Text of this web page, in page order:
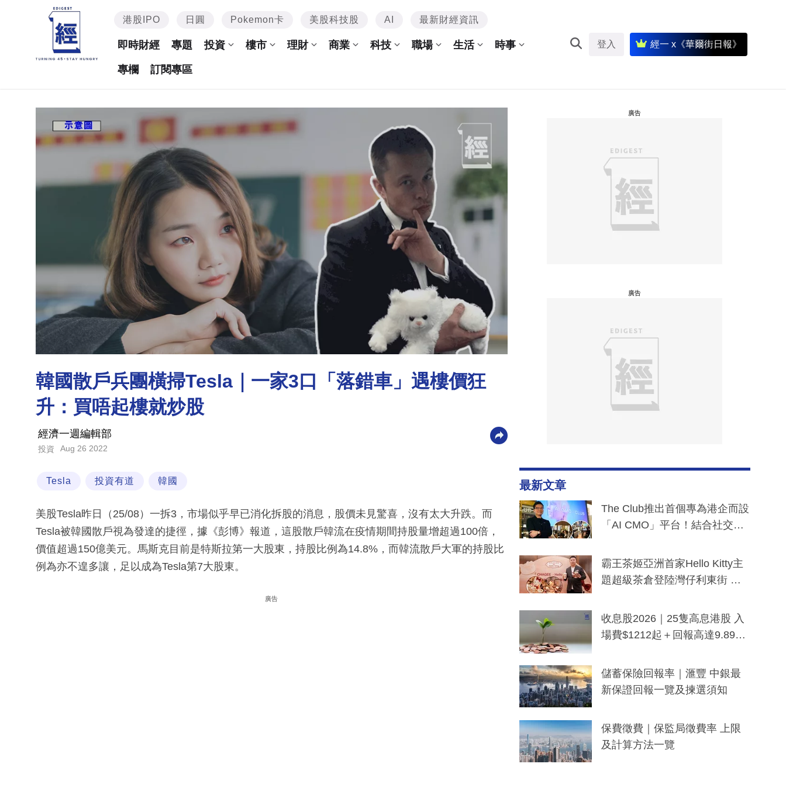
港股IPO 日圓 Pokemon卡 美股科技股 AI 最新財經資訊
即時財經 專題 投資 樓市 理財 商業 科技 職場 生活 時事
專欄 訂閱專區
登入 經一 x《華爾街日報》
韓國散戶兵團橫掃Tesla｜一家3口「落錯車」遇樓價狂
升：買唔起樓就炒股
經濟一週編輯部
投資 Aug 26 2022
Tesla 投資有道 韓國
美股Tesla昨日（25/08）一拆3，市場似乎早已消化拆股的消息，股價未見驚喜，沒有太大升跌。而
Tesla被韓國散戶視為發達的捷徑，據《彭博》報道，這股散戶韓流在疫情期間持股量增超過100倍，
價值超過150億美元。馬斯克目前是特斯拉第一大股東，持股比例為14.8%，而韓流散戶大軍的持股比
例為亦不遑多讓，足以成為Tesla第7大股東。
廣告
廣告
廣告
最新文章
The Club推出首個專為港企而設
「AI CMO」平台！結合社交聆
分鐘生成「貼地」宣傳短片
霸王茶姬亞洲首家Hello Kitty主
題超級茶倉登陸灣仔利東街 推
y及香港限定特調系列
收息股2026｜25隻高息港股 入
場費$1212起＋回報高達9.89
儲蓄保險回報率｜滙豐 中銀最
新保證回報一覽及揀選須知
保費徵費｜保監局徵費率 上限
及計算方法一覽